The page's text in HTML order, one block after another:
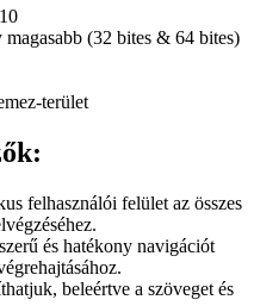
(32 bites & 64 bites)
terület
felhasználói felület az összes
és hatékony navigációt
beleértve a szöveget és